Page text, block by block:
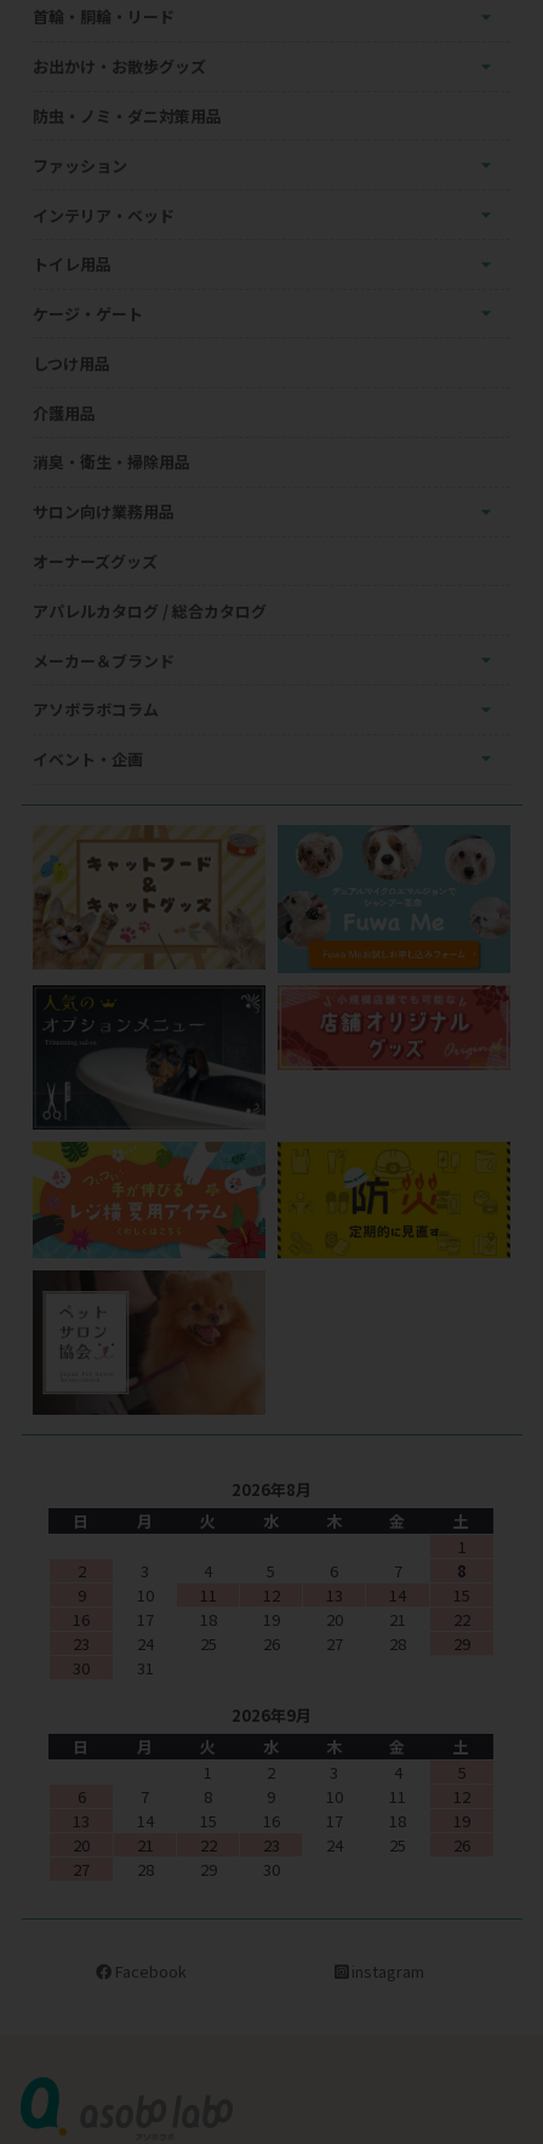
首輪・胴輪・リード
お出かけ・お散歩グッズ
防虫・ノミ・ダニ対策用品
ファッション
インテリア・ベッド
トイレ用品
ケージ・ゲート
しつけ用品
介護用品
消臭・衛生・掃除用品
サロン向け業務用品
オーナーズグッズ
アパレルカタログ / 総合カタログ
メーカー＆ブランド
アソボラボコラム
イベント・企画
2026年8月
日
月 火 水 木 金
土
1
2
3 4 5 6 7
8
9
10 11 12 13 14
15
16
17 18 19 20 21
22
23
24 25 26 27 28
29
30
31
2026年9月
日
月 火 水 木 金
土
1
2 3 4
5
6
7 8 9 10 11
12
13
14 15 16 17 18
19
20
21 22 23 24 25
26
27
28 29 30
Facebook instagram